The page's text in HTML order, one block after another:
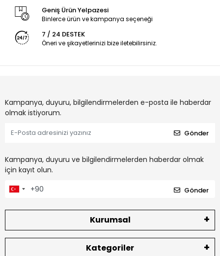
Geniş Ürün Yelpazesi
Binlerce ürün ve kampanya seçeneği
7 / 24 DESTEK
Öneri ve şikayetlerinizi bize iletebilirsiniz.
Kampanya, duyuru, bilgilendirmelerden e-posta ile haberdar
olmak istiyorum.
Gönder
Kampanya, duyuru ve bilgilendirmelerden haberdar olmak
için kayıt olun.
Gönder
Kurumsal
Kategoriler